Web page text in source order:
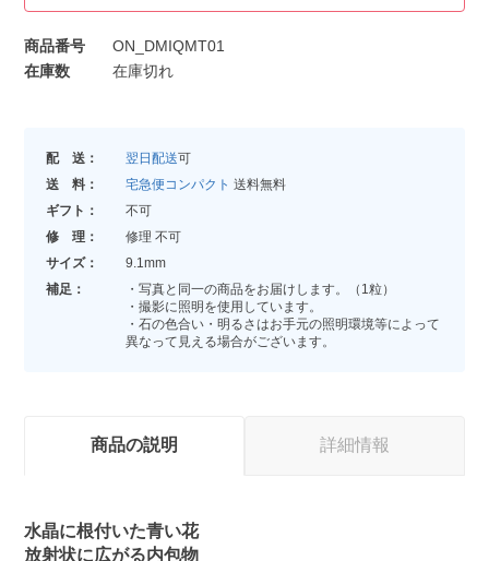
商品番号
ON_DMIQMT01
在庫数
在庫切れ
配 送： 翌日配送可
送 料：
宅急便コンパクト 送料無料
ギフト：
不可
修 理：
修理 不可
サイズ：
9.1mm
補足：
・写真と同一の商品をお届けします。（1粒）
・撮影に照明を使用しています。
・石の色合い・明るさはお手元の照明環境等によって
異なって見える場合がございます。
商品の説明 詳細情報
水晶に根付いた青い花
放射状に広がる内包物